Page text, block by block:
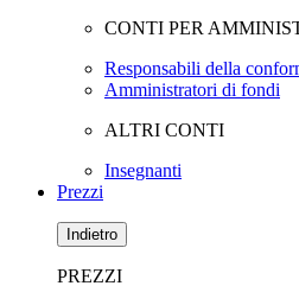
CONTI PER
Responsabili della
Amministratori di fondi
ALTRI CONTI
Insegnanti
Prezzi
Indietro
PREZZI